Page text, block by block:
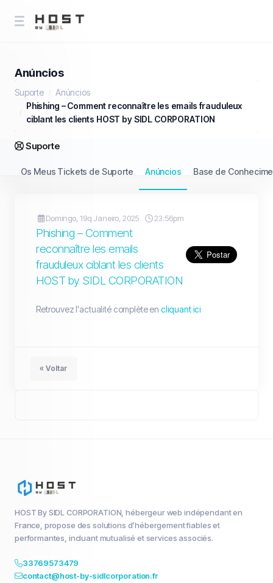
Anúncios
Suporte
Anúncios
Phishing – Comment reconnaître les emails frauduleux
ciblant les clients HOST by SIDL CORPORATION
Suporte
Os Meus Tickets de Suporte Anúncios Base de
Domingo, 19q Janeiro, 2025 23:56pm
Phishing – Comment
reconnaître les emails
frauduleux ciblant les clients
HOST by SIDL CORPORATION
Retrouvez l'actualité complète en cliquant ici
« Voltar
HOST By SIDL CORPORATION, hébergeur web indépendant en
France, propose des solutions d’hébergement fiables et
performantes, incluant mutualisé et services associés.
33769573479
contact@host-by-sidlcorporation.fr